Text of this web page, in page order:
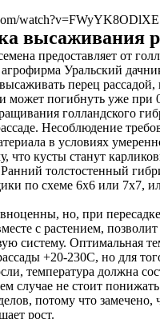
watch?v=FWyYK8ODlXE
высаживания
предоставляет от
агрофирма Уральский
перец рассадой,
может погибнуть уже при
голландского
Несоблюдение
в условиях
что кусты станут
толстостенный
по схеме 6х6 или 7х7,
но, при
с растением,
систему. Оптимальная
+20-230С, но для
температура должна
случае не стоит
потому что
рост.